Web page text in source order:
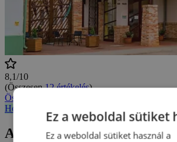
8,1/10
(Összesen12 értékelés)
Összes vélemény megtekintése
Hotel Kumánia *** - mapa
Aktuális ajánlatunk Hotel
Ez a weboldal sütiket
Ez a weboldal sütiket használ a